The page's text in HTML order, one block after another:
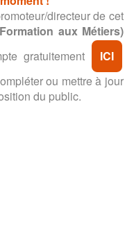
directeur de cet
aux Métiers)
gratuitement
ICI
ou mettre à jour
du public.